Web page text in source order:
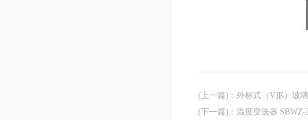
(上一篇) ： 外标式（V形）玻
(下一篇) ： 温度变送器 SBWZ-